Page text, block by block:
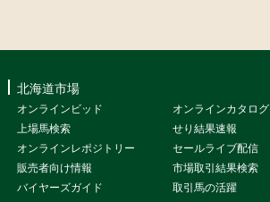
北海道市場
オンラインビッド
オンラインカタログ
上場馬検索
せり結果速報
オンラインレポジトリー
セールライブ配信
販売者向け情報
市場取引結果検索
バイヤーズガイド
取引馬の活躍